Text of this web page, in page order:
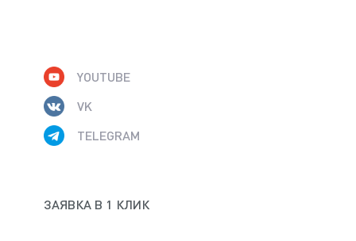
ЗАЯВКА В 1 КЛИК
YOUTUBE
VK
TELEGRAM